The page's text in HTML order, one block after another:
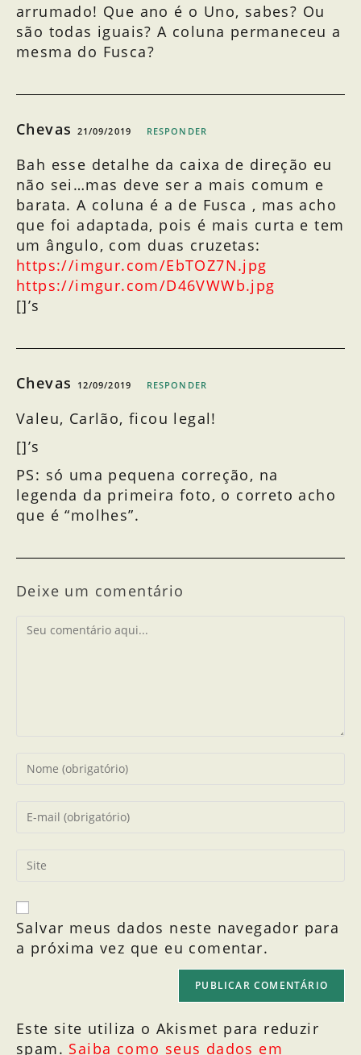
arrumado! Que ano é o Uno, sabes? Ou
são todas iguais? A coluna permaneceu a
mesma do Fusca?
Chevas 21/09/2019 RESPONDER
Bah esse detalhe da caixa de direção eu
não sei…mas deve ser a mais comum e
barata. A coluna é a de Fusca , mas acho
que foi adaptada, pois é mais curta e tem
um ângulo, com duas cruzetas:
https://imgur.com/EbTOZ7N.jpg
https://imgur.com/D46VWWb.jpg
[]’s
Chevas 12/09/2019 RESPONDER
Valeu, Carlão, ficou legal!
[]’s
PS: só uma pequena correção, na
legenda da primeira foto, o correto acho
que é “molhes”.
Deixe um comentário
Salvar meus dados neste navegador para
a próxima vez que eu comentar.
Este site utiliza o Akismet para reduzir
spam. Saiba como seus dados em